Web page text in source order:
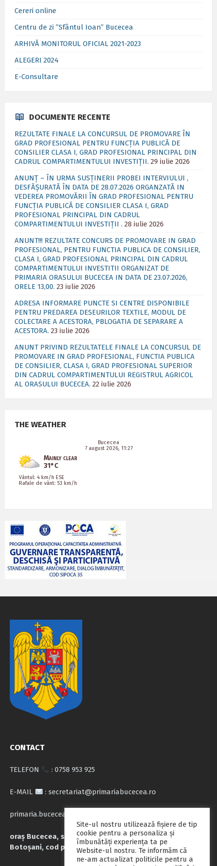
Cereri online
Centru de zi ”Sfântul Ioan” Bucecea
ARHIVĂ MONITORUL OFICIAL 2021-2023
ALEGERI 2024
E-Consultare
DOCUMENTE RECENTE
REZULTATE FINALE LA CONCURSUL DE PROMOVARE ÎN
GRAD PROFESIONAL PENTRU FUNCȚIA PUBLICĂ DE
CONSILIER CLASA I, GRAD PROFESIONAL PRINCIPAL DIN
CADRUL COMPARTIMENTULUI INVESTIȚII. 29 iulie 2026
ANUNȚ – ÎN URMA SUSȚINERII PROBEI INTERVIULUI ,
DESFĂȘURATĂ ÎN DATA DE 28.07.2026 ORGANZATĂ IN
VEDEREA PROMOVĂRII ÎN GRAD PROFESIONAL PENTRU
FUNCȚIA PUBLICĂ DE CONSILIER CLASA I, GRAD
PROFESIONAL PRINCIPAL DIN CADRUL
COMPARTIMENTULUI INVESTIȚII . 28 iulie 2026
ANUNT!!! REZULTATE CONCURS DE PROMOVARE IN GRAD
PROFESIONAL, PENTRU FUNCTIA PUBLICA DE CONSILIER,
CLASA I, GRAD PROFESIONAL PRINCIPAL DIN CADRUL
COMPARTIMENTULUI INVESTITII ORGANIZAT DE
PRIMARIA ORASULUI BUCECEA IN DATA DE 23.07.2026,
ORELE 13,00. 23 iulie 2026
ADRESA INFORMARE PUNCTE SI CENTRE DISPONIBILE
PENTRU PREDAREA DESEURILOR TEXTILE, MODUL DE
COLECTARE A ACESTORA, PBLOGATIA DE SEPARARE A
ACESTORA. 23 iulie 2026
ANUNT PRIVIND REZULTATELE FINALE LA CONCURSUL DE
PROMOVARE IN GRAD PROFESIONAL, FUNCTIA PUBLICA
DE CONSILIER, CLASA I, GRAD PROFESIONAL SUPERIOR
DIN CADRUL COMPARTIMENTULUI REGISTRUL AGRICOL
AL ORASULUI BUCECEA. 22 iulie 2026
THE WEATHER
Bucecea
7 august 2026, 11:27
Mainly clear
31°C
Vântul: 4 km/h ESE
Rafale de vânt: 53 km/h
CONTACT
TELEFON : 0758 953 925
E-MAIL : secretariat@primariabucecea.ro
primaria.bucecea@yahoo.com
oraș Bucecea, str. Calea Națională nr.71, județul
Botoșani, cod poștal 717045
Site-ul nostru utilizează fişiere de tip
cookie pentru a personaliza și
îmbunătăți experiența ta pe
Website-ul nostru. Te informăm că
ne-am actualizat politicile pentru a